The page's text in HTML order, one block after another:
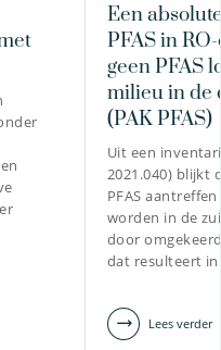
Een
PFAS in
geen PFAS
milieu in de
(PAK PFAS)
Uit een
2021.040) blijkt
PFAS
worden in de
door
dat resulteert
Lees verder